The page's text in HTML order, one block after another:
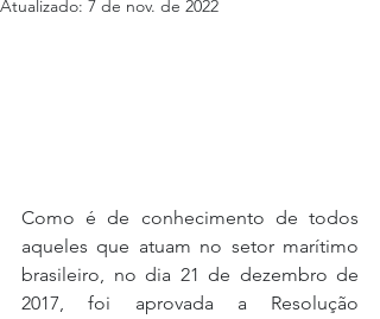
Atualizado: 7 de nov. de 2022
Como é de conhecimento de todos
aqueles que atuam no setor marítimo
brasileiro, no dia 21 de dezembro de
2017, foi aprovada a Resolução